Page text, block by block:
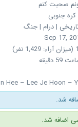
صحبت کنم
کره جنوبی
| درام | جنگ
Sep 17,
Hee – Lee Je Hoon –
اضافه شد.